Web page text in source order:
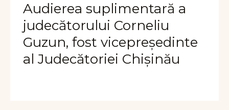
Audierea suplimentară a
judecătorului Corneliu
Guzun, fost vicepreședinte
al Judecătoriei Chișinău